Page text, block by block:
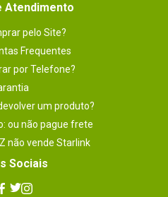
Atendimento
pelo Site?
Frequentes
por Telefone?
um produto?
ou não pague frete
não vende Starlink
Sociais